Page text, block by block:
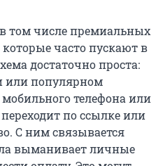
том числе премиальных
часто пускают в
достаточно проста:
или популярном
телефона или
по ссылке или
С ним связывается
выманивает личные